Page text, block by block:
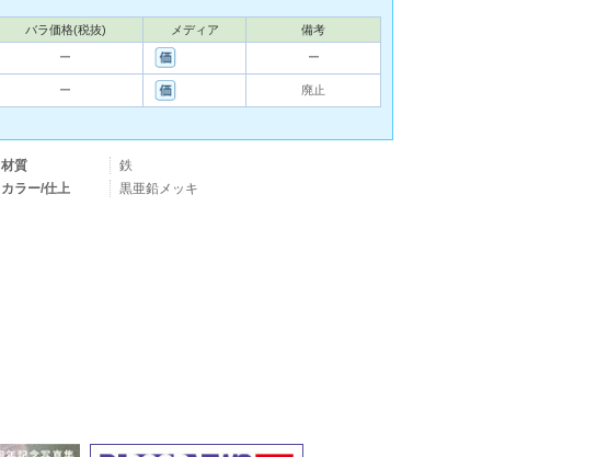
バラ価格(税抜) メディア 備考
ー ー
ー 廃止
材質
鉄
カラー/仕上
黒亜鉛メッキ